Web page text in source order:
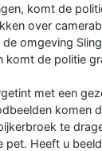
komt de
over
omgeving
komt de politie
met een
komen
te
Heeft u